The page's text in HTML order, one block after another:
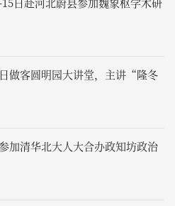
做客圆明园大讲堂，主讲“隆冬
加清华北大人大合办政知坊政治
中国皇帝命案研究”